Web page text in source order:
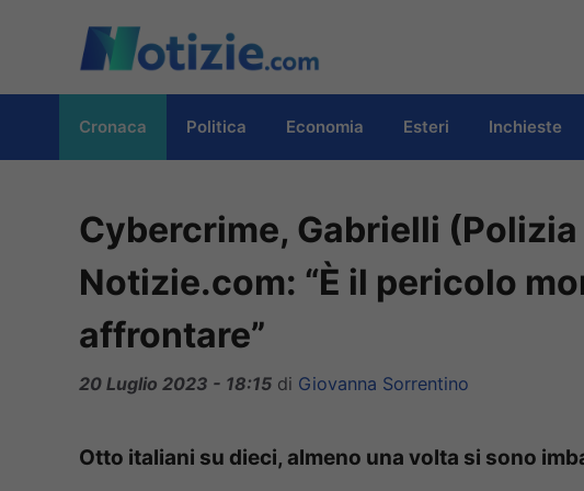
contenuto
Cronaca Politica Economia Esteri Inchieste
Cybercrime, Gabrielli
Notizie.com: “È il pericolo
affrontare”
20 Luglio 2023 - 18:15 di Giovanna Sorrentino
Otto italiani su dieci, almeno una volta si sono